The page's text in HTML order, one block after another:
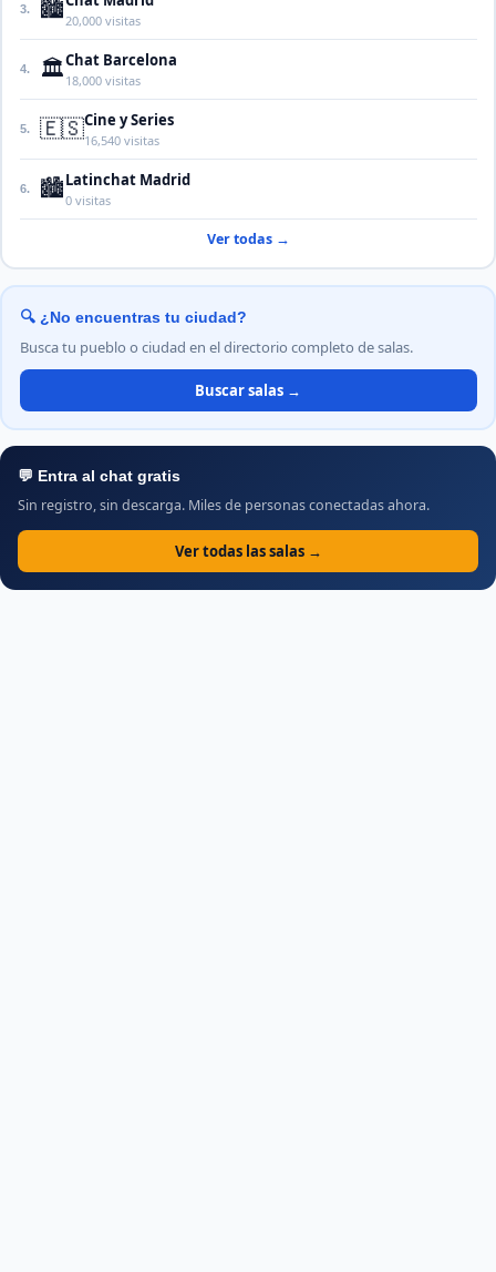
3. 🏙️ 20,000 visitas
4. 🏛️Chat Barcelona
18,000 visitas
5. 🇪🇸Cine y Series
16,540 visitas
6. 🏙️Latinchat Madrid
0 visitas
Ver todas →
🔍 ¿No encuentras tu ciudad?
Busca tu pueblo o ciudad en el directorio completo de salas.
Buscar salas →
💬 Entra al chat gratis
Sin registro, sin descarga. Miles de personas conectadas ahora.
Ver todas las salas →